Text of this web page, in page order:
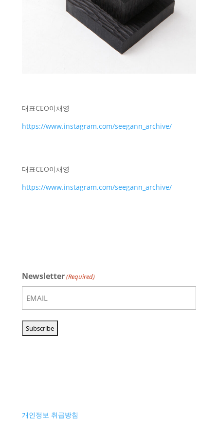
대표CEO이채영
https://www.instagram.com/seegann_archive/
대표CEO이채영
https://www.instagram.com/seegann_archive/
Newsletter(Required)
개인정보 취급방침